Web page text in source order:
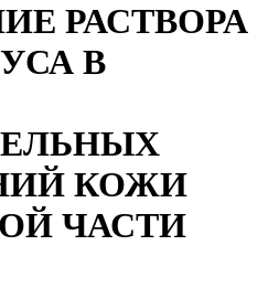
РАСТВОРА
В
КОЖИ
ЧАСТИ